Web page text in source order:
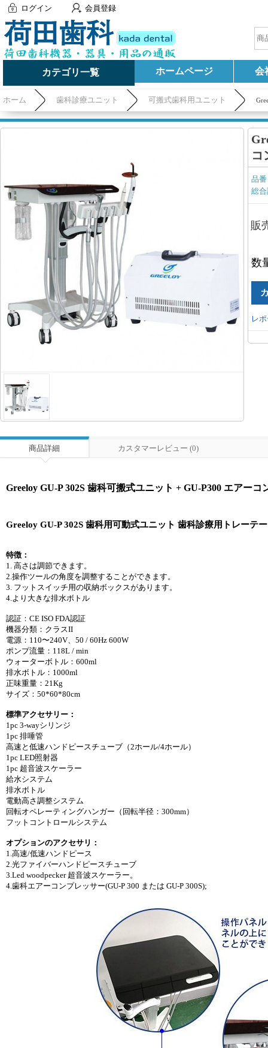
ログイン 会員登録
カテゴリ一覧 ホームページ 会
ホーム 歯科診療ユニット 可搬式歯科用ユニット
コ
品
総
販
数
レ
商品詳細 カスタマーレビュー (0)
Greeloy GU-P 302S 歯科可搬式ユニット + GU-P300 エアーコ
Greeloy GU-P 302S 歯科用可動式ユニット 歯科診療用トレーテ
特徴：
1. 高さは調節できます。
2.操作ツールの角度を調整することができます。
3. フットスイッチ用の収納ボックスがあります。
4.より大きな排水ボトル
認証：CE ISO FDA認証
機器分類：クラスII
電源：110〜240V、50 / 60Hz 600W
ポンプ流量：118L / min
ウォーターボトル：600ml
排水ボトル：1000ml
正味重量：21Kg
サイズ：50*60*80cm
標準アクセサリー：
1pc 3-wayシリンジ
1pc 排唾管
高速と低速ハンドピースチューブ（2ホール/4ホール）
1pc LED照射器
1pc 超音波スケーラー
給水システム
排水ボトル
電動高さ調整システム
回転オペレーティングハンガー（回転半径：300mm）
フットコントロールシステム
オプションのアクセサリ：
1.高速/低速ハンドピース
2.光ファイバーハンドピースチューブ
3.Led woodpecker 超音波スケーラー。
4.歯科エアーコンプレッサー(GU-P 300 または GU-P 300S);